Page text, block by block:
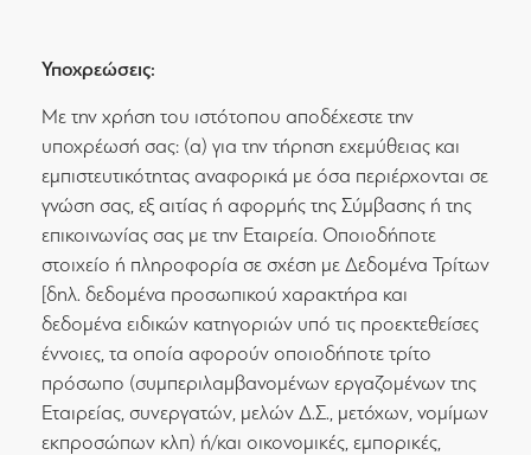
Υποχρεώσεις:
Με την χρήση του ιστότοπου αποδέχεστε την
υποχρέωσή σας: (α) για την τήρηση εχεμύθειας και
εμπιστευτικότητας αναφορικά με όσα περιέρχονται σε
γνώση σας, εξ αιτίας ή αφορμής της Σύμβασης ή της
επικοινωνίας σας με την Εταιρεία. Οποιοδήποτε
στοιχείο ή πληροφορία σε σχέση με Δεδομένα Τρίτων
[δηλ. δεδομένα προσωπικού χαρακτήρα και
δεδομένα ειδικών κατηγοριών υπό τις προεκτεθείσες
έννοιες, τα οποία αφορούν οποιοδήποτε τρίτο
πρόσωπο (συμπεριλαμβανομένων εργαζομένων της
Εταιρείας, συνεργατών, μελών Δ.Σ., μετόχων, νομίμων
εκπροσώπων κλπ) ή/και οικονομικές, εμπορικές,